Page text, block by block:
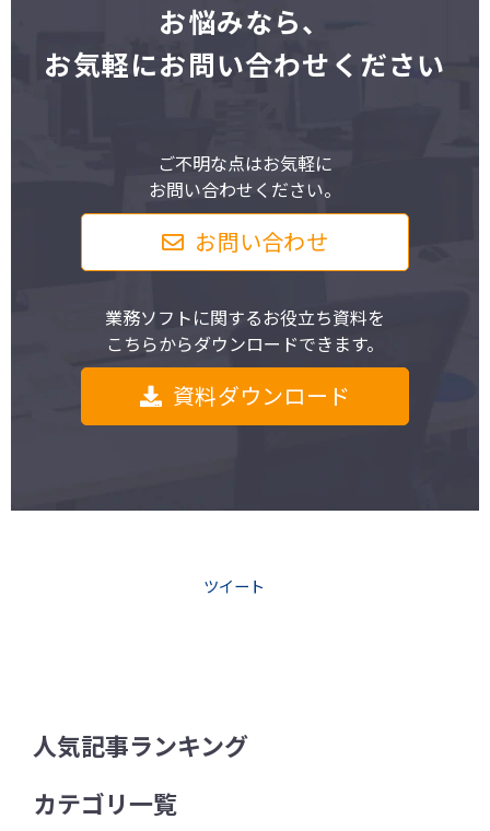
お悩みなら、
お気軽にお問い合わせください
ご不明な点はお気軽に
お問い合わせください。
お問い合わせ
業務ソフトに関するお役立ち資料を
こちらからダウンロードできます。
資料ダウンロード
ツイート
人気記事ランキング
カテゴリ一覧